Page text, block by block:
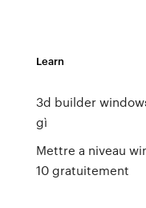
Learn
3d builder
gì
Mettre a niveau
10 gratuitement